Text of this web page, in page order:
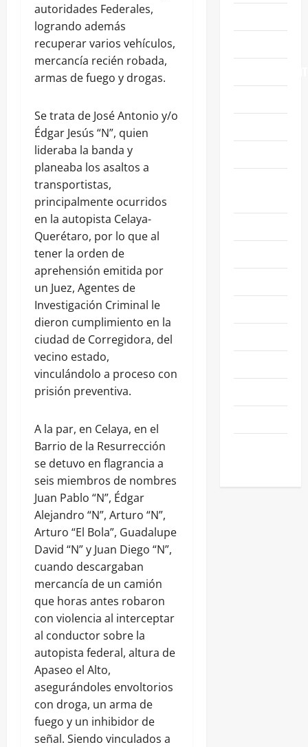
autoridades Federales,
logrando además
recuperar varios vehículos,
mercancía recién robada,
armas de fuego y drogas.
Se trata de José Antonio y/o
Édgar Jesús “N”, quien
lideraba la banda y
planeaba los asaltos a
transportistas,
principalmente ocurridos
en la autopista Celaya-
Querétaro, por lo que al
tener la orden de
aprehensión emitida por
un Juez, Agentes de
Investigación Criminal le
dieron cumplimiento en la
ciudad de Corregidora, del
vecino estado,
vinculándolo a proceso con
prisión preventiva.
A la par, en Celaya, en el
Barrio de la Resurrección
se detuvo en flagrancia a
seis miembros de nombres
Juan Pablo “N”, Édgar
Alejandro “N”, Arturo “N”,
Arturo “El Bola”, Guadalupe
David “N” y Juan Diego “N”,
cuando descargaban
mercancía de un camión
que horas antes robaron
con violencia al interceptar
al conductor sobre la
autopista federal, altura de
Apaseo el Alto,
asegurándoles envoltorios
con droga, un arma de
fuego y un inhibidor de
señal. Siendo vinculados a